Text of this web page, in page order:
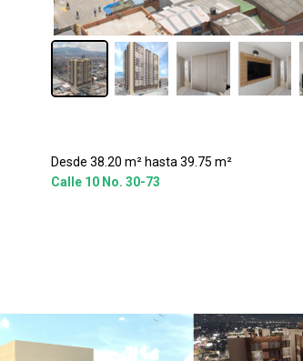
Desde 38.20 m² hasta 39.75 m²
Calle 10 No. 30-73